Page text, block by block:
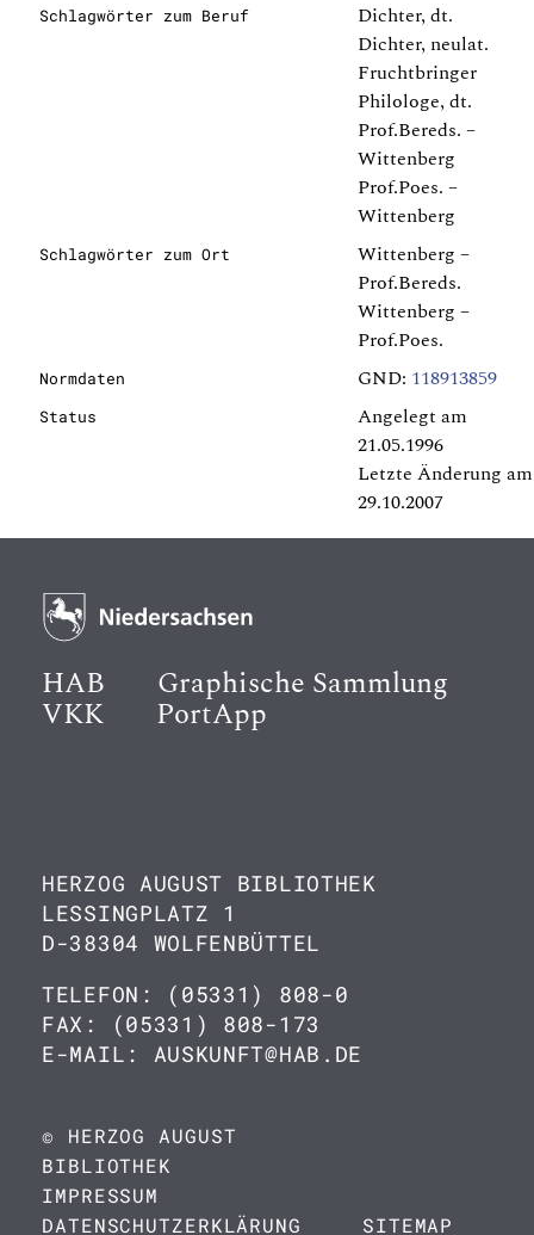
Schlagwörter zum Beruf
Dichter, dt.
Dichter, neulat.
Fruchtbringer
Philologe, dt.
Prof.Bereds. –
Wittenberg
Prof.Poes. –
Wittenberg
Schlagwörter zum Ort
Wittenberg –
Prof.Bereds.
Wittenberg –
Prof.Poes.
Normdaten GND: 118913859
Status
Angelegt am
21.05.1996
Letzte Änderung am
29.10.2007
HAB Graphische Sammlung
VKK PortApp
HERZOG AUGUST BIBLIOTHEK
LESSINGPLATZ 1
D-38304 WOLFENBÜTTEL
TELEFON: (05331) 808-0
FAX: (05331) 808-173
E-MAIL: AUSKUNFT@HAB.DE
© HERZOG AUGUST
BIBLIOTHEK
IMPRESSUM
DATENSCHUTZERKLÄRUNG
SITEMAP